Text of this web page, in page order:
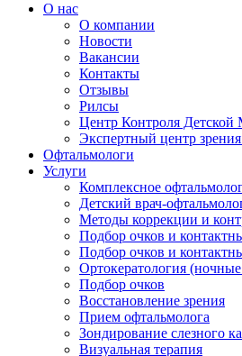
О нас
О компании
Новости
Вакансии
Контакты
Отзывы
Рилсы
Центр Контроля
Экспертный центр
Офтальмологи
Услуги
Комплексное
Детский врач-
Методы коррекции и
Подбор очков и
Подбор очков и
Ортокератология
Подбор очков
Восстановление зрения
Прием офтальмолога
Зондирование слезного
Визуальная терапия